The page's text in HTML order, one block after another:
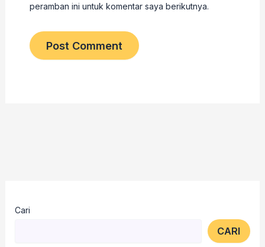
peramban ini untuk komentar saya berikutnya.
Cari
CARI